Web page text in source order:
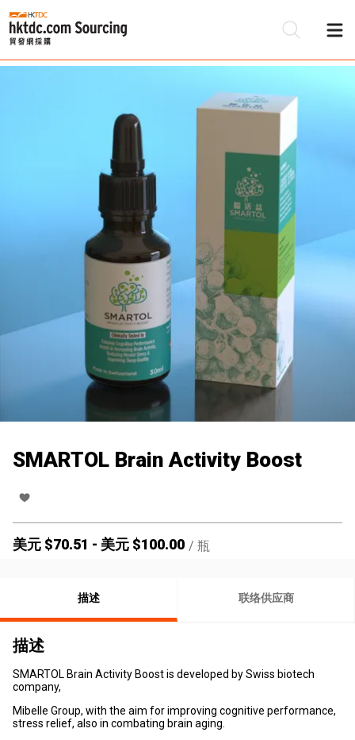
SMARTOL Brain Activity Boost
美元 $70.51 - 美元 $100.00 / 瓶
描述 联络供应商
描述
SMARTOL Brain Activity Boost is developed by Swiss biotech
company,
Mibelle Group, with the aim for improving cognitive performance,
stress relief, also in combating brain aging.